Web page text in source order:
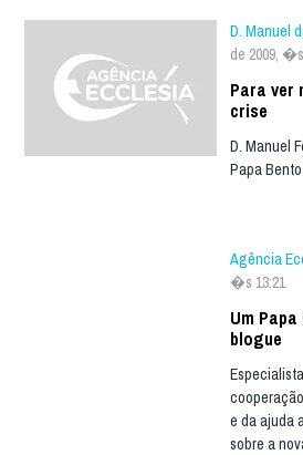
D. Manuel
de 2009,
Para ver
crise
D. Manuel
Papa
Agência
�s 13:21
Um
blogue
e da ajuda
sobre a